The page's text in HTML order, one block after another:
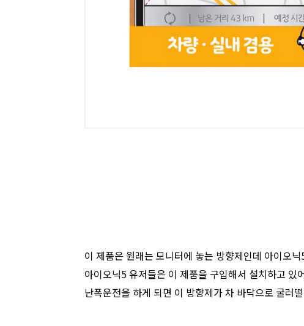
이 제품은 원래는 모니터에 놓는 방향제인데 아이오
아이오닉5 유저들은 이 제품을 구입해서 설치하고
난폭운전을 하게 되면 이 방향제가 차 바닥으로 굴러